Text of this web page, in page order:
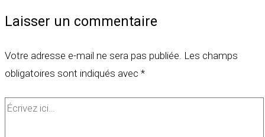
Laisser un commentaire
Votre adresse e-mail ne sera pas publiée. Les champs
obligatoires sont indiqués avec *
Écrivez